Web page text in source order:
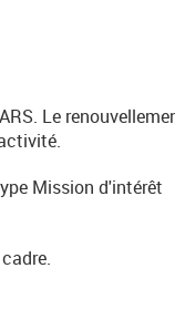
Le
Mission d'intérêt